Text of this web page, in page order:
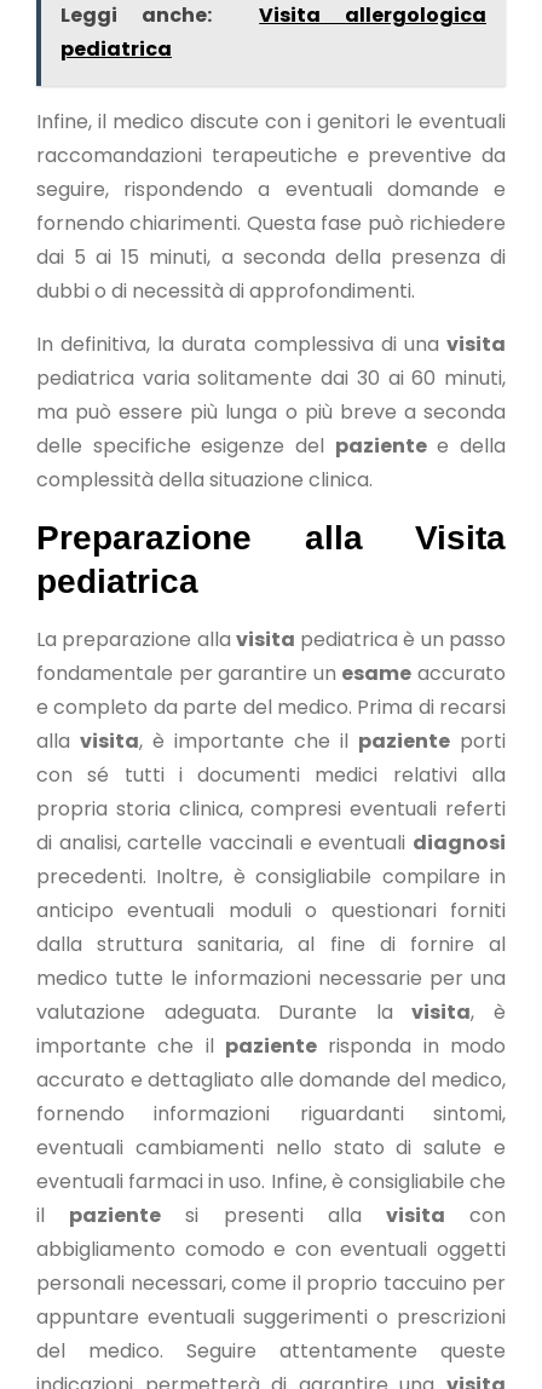
Leggi anche:
Visita allergologica
pediatrica
Infine, il medico discute con i genitori le eventuali
raccomandazioni terapeutiche e preventive da
seguire, rispondendo a eventuali domande e
fornendo chiarimenti. Questa fase può richiedere
dai 5 ai 15 minuti, a seconda della presenza di
dubbi o di necessità di approfondimenti.
In definitiva, la durata complessiva di una visita
pediatrica varia solitamente dai 30 ai 60 minuti,
ma può essere più lunga o più breve a seconda
delle specifiche esigenze del pazientee della
complessità della situazione clinica.
Preparazione alla Visita
pediatrica
La preparazione alla visita pediatrica è un passo
fondamentale per garantire un esame accurato
e completo da parte del medico. Prima di recarsi
alla visita, è importante che il paziente porti
con sé tutti i documenti medici relativi alla
propria storia clinica, compresi eventuali referti
di analisi, cartelle vaccinali e eventuali diagnosi
precedenti. Inoltre, è consigliabile compilare in
anticipo eventuali moduli o questionari forniti
dalla struttura sanitaria, al fine di fornire al
medico tutte le informazioni necessarie per una
valutazione adeguata. Durante lavisita, è
importante che il paziente risponda in modo
accurato e dettagliato alle domande del medico,
fornendo informazioni riguardanti sintomi,
eventuali cambiamenti nello stato di salute e
eventuali farmaci in uso. Infine, è consigliabile che
il paziente si presenti alla visita con
abbigliamento comodo e con eventuali oggetti
personali necessari, come il proprio taccuino per
appuntare eventuali suggerimenti o prescrizioni
del medico. Seguire attentamente queste